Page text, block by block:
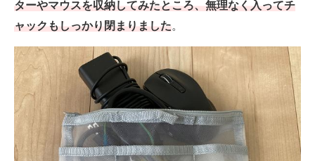
ターやマウスを収納してみたところ、無理なく入ってチ
ャックもしっかり閉まりました。